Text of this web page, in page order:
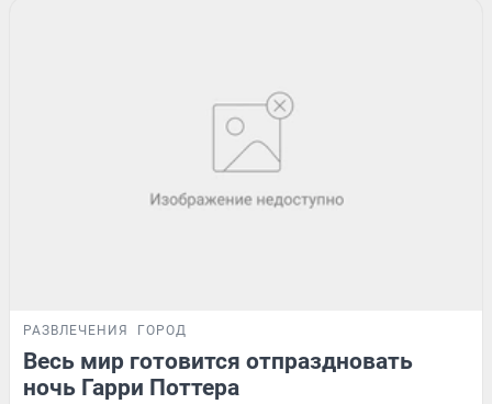
РАЗВЛЕЧЕНИЯ ГОРОД
Весь мир готовится отпраздновать
ночь Гарри Поттера